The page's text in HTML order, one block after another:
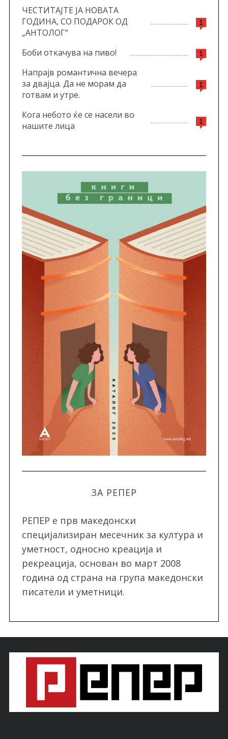
1
ЧЕСТИТАЈТЕ ЈА НОВАТА
ГОДИНА, СО ПОДАРОК ОД
„АНТОЛОГ“
1
Боби откачува на пиво!
1
Напрајв романтична вечера
за двајца. Да не морам да
готвам и утре.
1
Кога небото ќе се насели во
нашите лица
ЗА РЕПЕР
РЕПЕР e прв македонски
специјализиран месечник за култура и
уметност, односно креација и
рекреација, oснован во март 2008
година од страна на група македонски
писатели и уметници.